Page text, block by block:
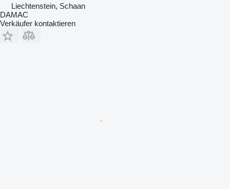
Liechtenstein, Schaan
DAMAC
Verkäufer kontaktieren